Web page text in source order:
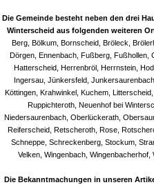
Die Gemeinde besteht neben den drei
Winterscheid aus folgenden weiteren
Berg, Bölkum, Bornscheid, Bröleck,
Dörgen, Ennenbach, Fußberg, Fußhollen,
Hatterscheid, Herrenbröl, Herrnstein,
Ingersau, Jünkersfeld,
Köttingen, Krahwinkel, Kuchem,
Ruppichteroth, Neuenhof bei
Niedersaurenbach, Oberlückerath,
Reiferscheid, Retscheroth, Rose,
Schneppe, Schreckenberg, Stockum,
Velken, Wingenbach,
Die Bekanntmachungen in unseren